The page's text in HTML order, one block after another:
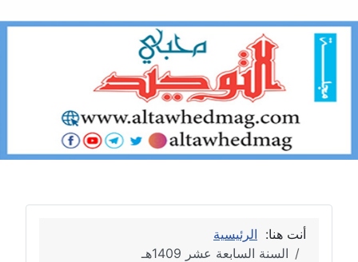
أنت هنا: الرئيسية
السنة السابعة عشر 1409هـ